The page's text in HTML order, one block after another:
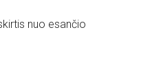
nuo esančio